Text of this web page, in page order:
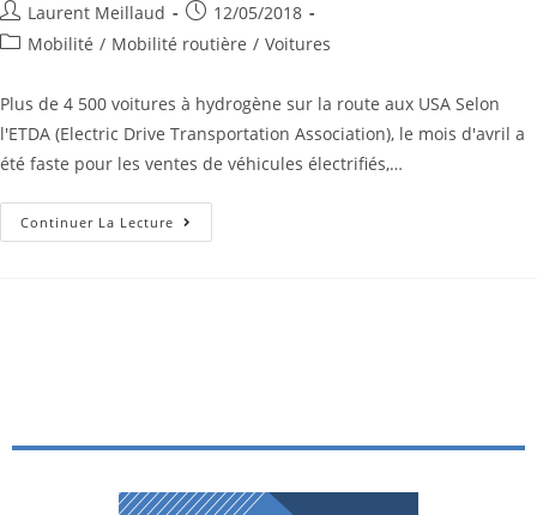
Laurent Meillaud
12/05/2018
Mobilité / Mobilité routière / Voitures
Plus de 4 500 voitures à hydrogène sur la route aux USA Selon
l'ETDA (Electric Drive Transportation Association), le mois d'avril a
été faste pour les ventes de véhicules électrifiés,…
Continuer La Lecture